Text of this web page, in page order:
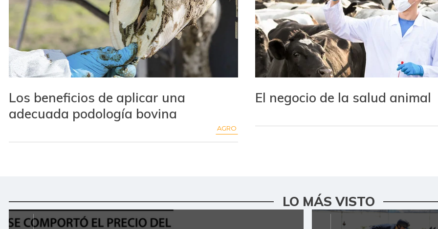
Los beneficios de aplicar una
adecuada podología bovina
AGRO
El negocio de la salud animal
LO MÁS VISTO